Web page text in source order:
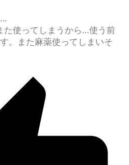
…
た使ってしまうから…使う前
。また麻薬使ってしまいそ